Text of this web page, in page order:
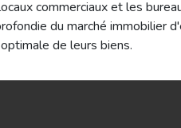
commerciaux et les
du marché immobilier
de leurs biens.